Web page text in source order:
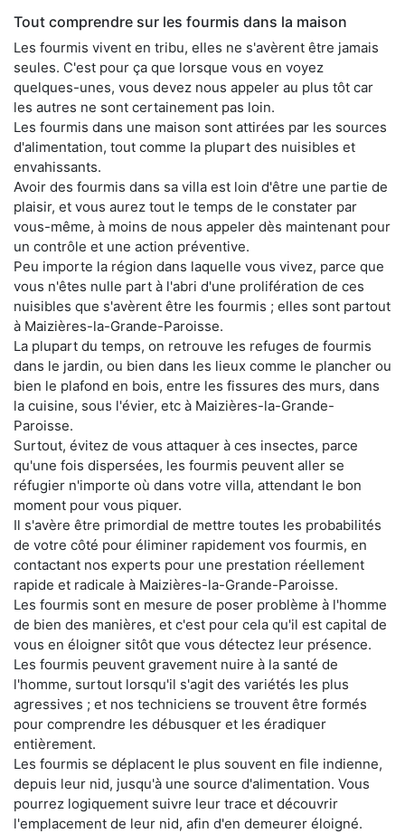
Tout comprendre sur les fourmis dans la maison
Les fourmis vivent en tribu, elles ne s'avèrent être jamais
seules. C'est pour ça que lorsque vous en voyez
quelques-unes, vous devez nous appeler au plus tôt car
les autres ne sont certainement pas loin.
Les fourmis dans une maison sont attirées par les sources
d'alimentation, tout comme la plupart des nuisibles et
envahissants.
Avoir des fourmis dans sa villa est loin d'être une partie de
plaisir, et vous aurez tout le temps de le constater par
vous-même, à moins de nous appeler dès maintenant pour
un contrôle et une action préventive.
Peu importe la région dans laquelle vous vivez, parce que
vous n'êtes nulle part à l'abri d'une prolifération de ces
nuisibles que s'avèrent être les fourmis ; elles sont partout
à Maizières-la-Grande-Paroisse.
La plupart du temps, on retrouve les refuges de fourmis
dans le jardin, ou bien dans les lieux comme le plancher ou
bien le plafond en bois, entre les fissures des murs, dans
la cuisine, sous l'évier, etc à Maizières-la-Grande-
Paroisse.
Surtout, évitez de vous attaquer à ces insectes, parce
qu'une fois dispersées, les fourmis peuvent aller se
réfugier n'importe où dans votre villa, attendant le bon
moment pour vous piquer.
Il s'avère être primordial de mettre toutes les probabilités
de votre côté pour éliminer rapidement vos fourmis, en
contactant nos experts pour une prestation réellement
rapide et radicale à Maizières-la-Grande-Paroisse.
Les fourmis sont en mesure de poser problème à l'homme
de bien des manières, et c'est pour cela qu'il est capital de
vous en éloigner sitôt que vous détectez leur présence.
Les fourmis peuvent gravement nuire à la santé de
l'homme, surtout lorsqu'il s'agit des variétés les plus
agressives ; et nos techniciens se trouvent être formés
pour comprendre les débusquer et les éradiquer
entièrement.
Les fourmis se déplacent le plus souvent en file indienne,
depuis leur nid, jusqu'à une source d'alimentation. Vous
pourrez logiquement suivre leur trace et découvrir
l'emplacement de leur nid, afin d'en demeurer éloigné.